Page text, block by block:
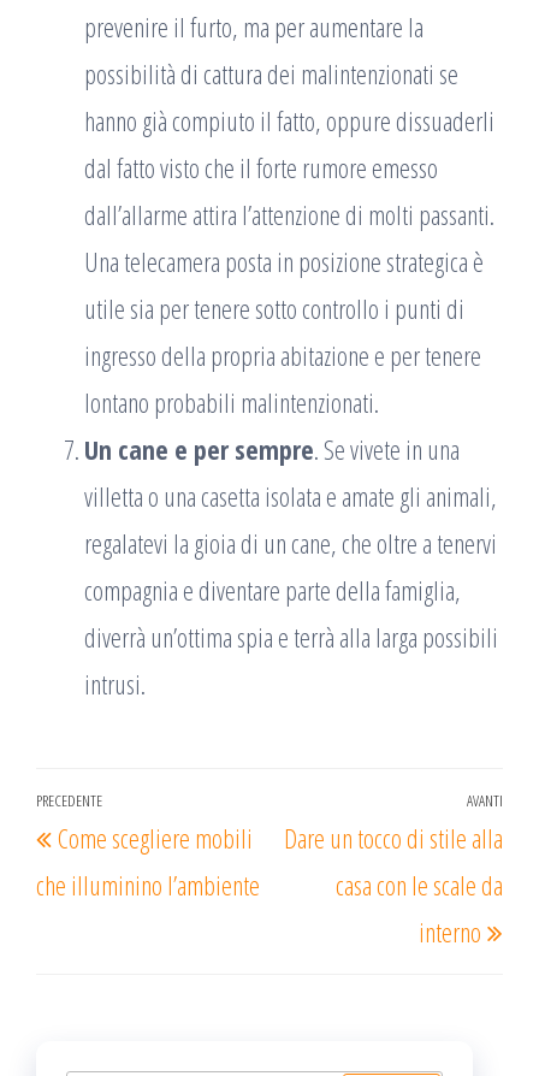
prevenire il furto, ma per aumentare la
possibilità di cattura dei malintenzionati se
hanno già compiuto il fatto, oppure dissuaderli
dal fatto visto che il forte rumore emesso
dall’allarme attira l’attenzione di molti passanti.
Una telecamera posta in posizione strategica è
utile sia per tenere sotto controllo i punti di
ingresso della propria abitazione e per tenere
lontano probabili malintenzionati.
Un cane e per sempre. Se vivete in una
villetta o una casetta isolata e amate gli animali,
regalatevi la gioia di un cane, che oltre a tenervi
compagnia e diventare parte della famiglia,
diverrà un’ottima spia e terrà alla larga possibili
intrusi.
Navigazione
articoli
Articolo
precedente
PRECEDENTE
Come scegliere mobili
che illuminino l’ambiente
AVANTI
Dare un tocco di stile alla
casa con le scale da
interno